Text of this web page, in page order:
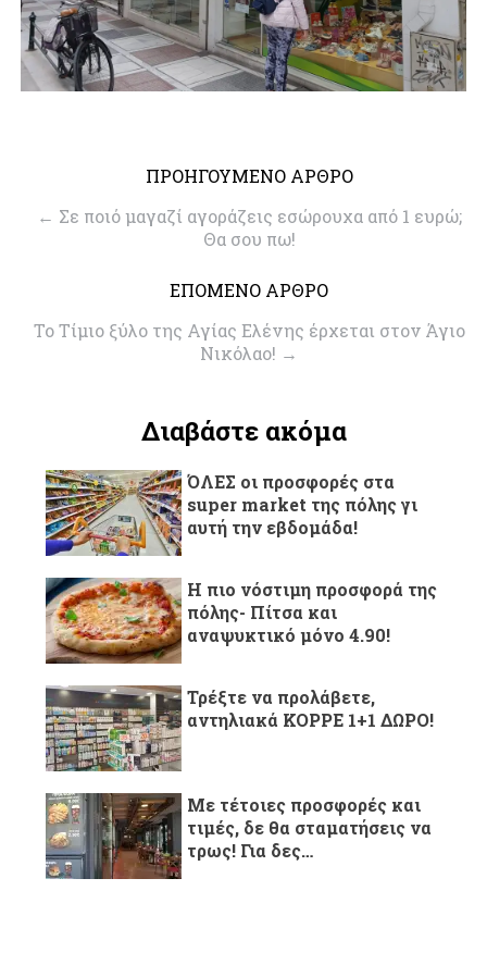
ΠΡΟΗΓΟΥΜΕΝΟ ΑΡΘΡΟ
← Σε ποιό μαγαζί αγοράζεις εσώρουχα από 1 ευρώ;
Θα σου πω!
ΕΠΟΜΕΝΟ ΑΡΘΡΟ
To Tίμιο ξύλο της Αγίας Ελένης έρχεται στον Άγιο
Νικόλαο! →
Διαβάστε ακόμα
ΌΛΕΣ οι προσφορές στα
super market της πόλης γι
αυτή την εβδομάδα!
H πιο νόστιμη προσφορά της
πόλης- Πίτσα και
αναψυκτικό μόνο 4.90!
Τρέξτε να προλάβετε,
αντηλιακά ΚΟΡΡΕ 1+1 ΔΩΡΟ!
Με τέτοιες προσφορές και
τιμές, δε θα σταματήσεις να
τρως! Για δες…